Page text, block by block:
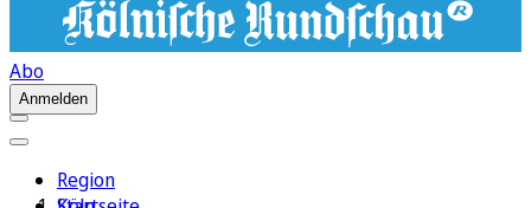
Abo
Anmelden
Region